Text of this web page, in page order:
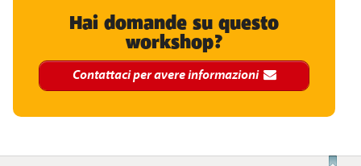
Hai domande su questo
workshop?
Contattaci per avere informazioni